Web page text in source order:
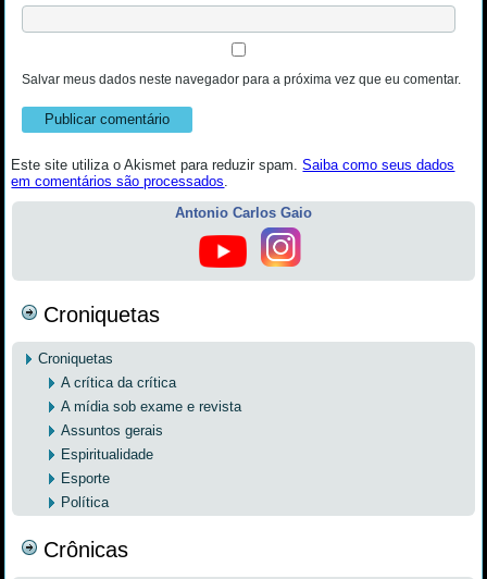
Salvar meus dados neste navegador para a próxima vez que eu comentar.
Este site utiliza o Akismet para reduzir spam.Saiba como seus dados
em comentários são processados
Antonio Carlos Gaio
Croniquetas
Croniquetas
A crítica da crítica
A mídia sob exame e revista
Assuntos gerais
Espiritualidade
Esporte
Política
Crônicas